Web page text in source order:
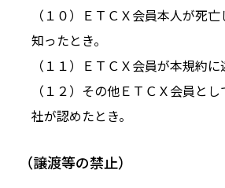
（１０）ＥＴＣＸ会員本人が死
知ったとき。
（１１）ＥＴＣＸ会員が本規約に
（１２）その他ＥＴＣＸ会員と
社が認めたとき。
（譲渡等の禁止）